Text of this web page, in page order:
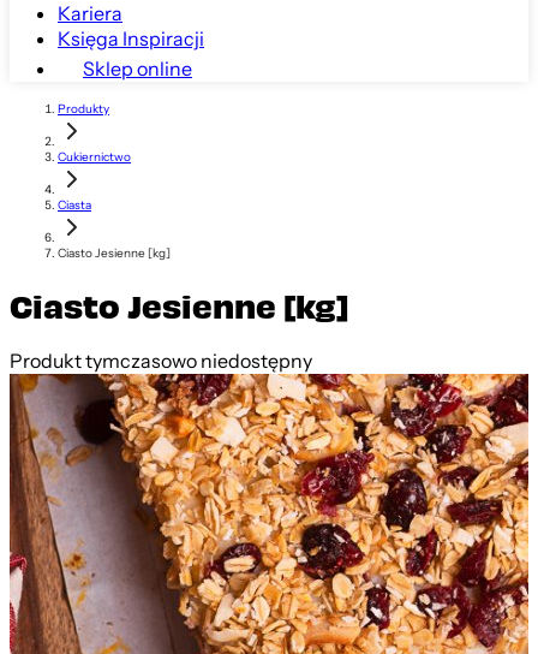
Kariera
Księga Inspiracji
Sklep online
Produkty
Cukiernictwo
Ciasta
Ciasto Jesienne [kg]
Ciasto Jesienne [kg]
Produkt tymczasowo niedostępny